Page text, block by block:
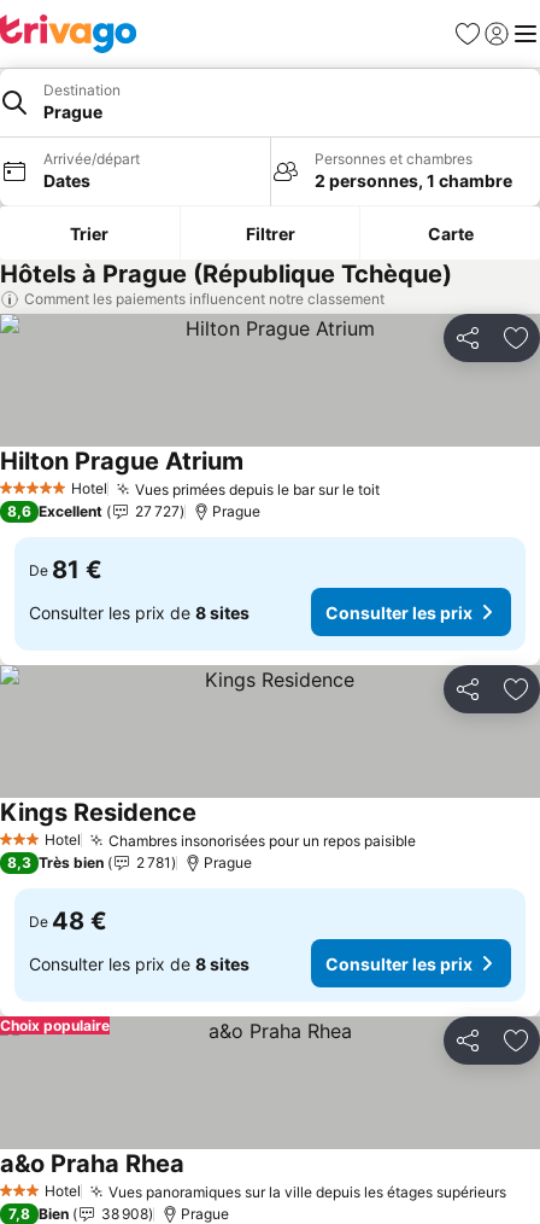
Favoris
Se
Destination
Prague
Arrivée/départ
Dates
Personnes et chambres
2 personnes, 1 chambre
Trier Filtrer Carte
Hôtels à Prague (République Tchèque)
Comment les paiements influencent notre classement
Partager
5 Étoiles Hotel Vues primées depuis le bar sur le toitConsulter les prix
Hilton Prague Atrium
8,6 Excellent 27 727 Prague
De 81 €
Consulter les prix de 8 sites Consulter les prix
Partager
3 ÉtoilesHotel Chambres insonorisées pour un repos paisibleConsulter
Kings Residence
8,3 Très bien 2 781 Prague
De 48 €
Consulter les prix de 8 sites Consulter les prix
Partager
Choix populaire
3 ÉtoilesHotel Vues panoramiques sur la ville depuis les étages supérieurs
a&o Praha Rhea
7,8 Bien 38 908 Prague